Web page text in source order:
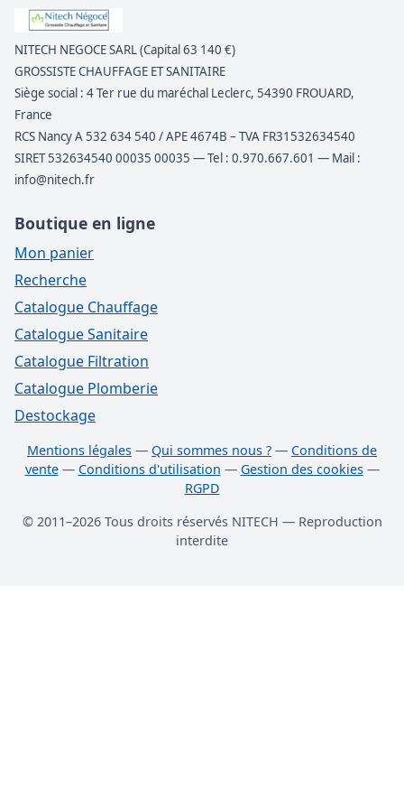
NITECH NEGOCE SARL (Capital 63 140 €)
GROSSISTE CHAUFFAGE ET SANITAIRE
Siège social : 4 Ter rue du maréchal Leclerc, 54390 FROUARD,
France
RCS Nancy A 532 634 540 / APE 4674B – TVA FR31532634540
SIRET 532634540 00035 00035 — Tel : 0.970.667.601 — Mail :
info@nitech.fr
Boutique en ligne
Mon panier
Recherche
Catalogue Chauffage
Catalogue Sanitaire
Catalogue Filtration
Catalogue Plomberie
Destockage
Mentions légales — Qui sommes nous ? — Conditions de
vente— Conditions d'utilisation — Gestion des cookies—
RGPD
© 2011–2026 Tous droits réservés NITECH — Reproduction
interdite